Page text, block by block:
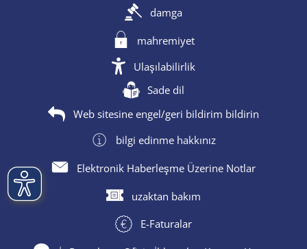
damga
mahremiyet
Ulaşılabilirlik
Sade dil
Web sitesine engel/geri bildirim bildirin
bilgi edinme hakkınız
Elektronik Haberleşme Üzerine Notlar
uzaktan bakım
E-Faturalar